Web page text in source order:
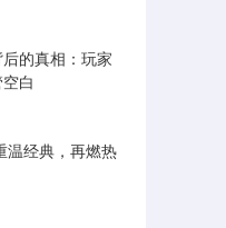
的真相：玩家
白
温经典，再燃热